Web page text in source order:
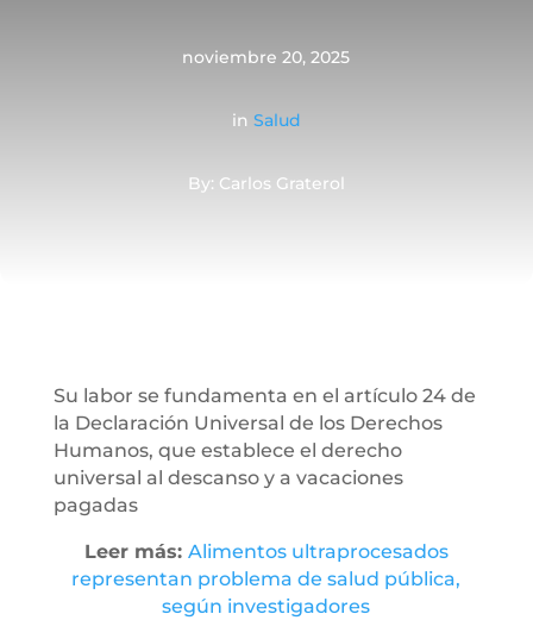
noviembre 20, 2025
in Salud
By: Carlos Graterol
Su labor se fundamenta en el artículo 24 de
la Declaración Universal de los Derechos
Humanos, que establece el derecho
universal al descanso y a vacaciones
pagadas
Leer más: Alimentos ultraprocesados
representan problema de salud pública,
según investigadores